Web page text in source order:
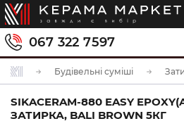
067 322 7597
Будівельні суміші
SIKACERAM-880 EASY
ЗАТИРКА, BALI BROWN 5КГ